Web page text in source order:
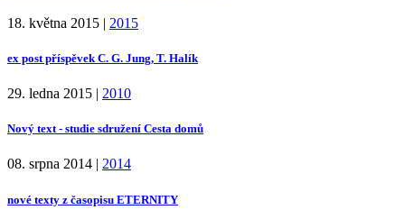
18. května 2015 | 2015
ex post příspěvek C. G. Jung, T. Halík
29. ledna 2015 | 2010
Nový text - studie sdružení Cesta domů
08. srpna 2014 | 2014
nové texty z časopisu ETERNITY